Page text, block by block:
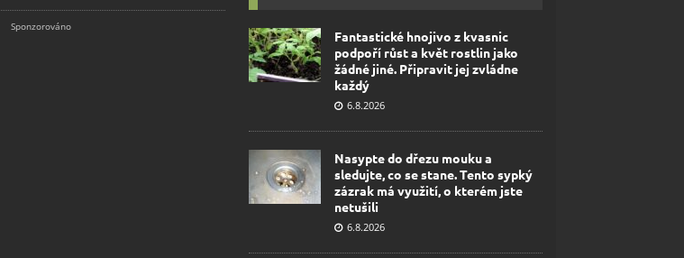
Fantastické hnojivo z kvasnic
podpoří růst a květ rostlin jako
žádné jiné. Připravit jej zvládne
každý
6.8.2026
Nasypte do dřezu mouku a
sledujte, co se stane. Tento sypký
zázrak má využití, o kterém jste
netušili
6.8.2026